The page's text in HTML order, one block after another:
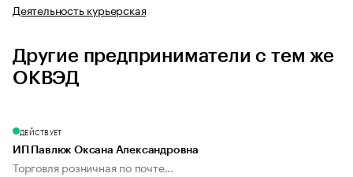
Деятельность курьерская
Другие предприниматели с тем же
ОКВЭД
ДЕЙСТВУЕТ
ИП Павлюк Оксана Александровна
Торговля розничная по почте...